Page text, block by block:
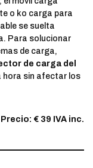
o ko carga para
se suelta
Para solucionar
de carga,
de carga del
hora sin afectar los
Precio: € 39 IVA inc.